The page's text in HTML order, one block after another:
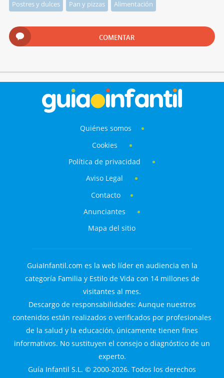
Postres y dulces Pan y pizzas Alimentación
COMENTAR
Quiénes somos
Cookies
Política de privacidad
Aviso Legal
Contacto
Anunciantes
Mapa del sitio
GuiaInfantil.com es la web líder en audiencia en la
categoría Familia y Estilo de Vida con 14 millones de
visitantes al mes.
Descargo de responsabilidades: Aunque nuestros
contenidos están realizados o verificados por profesionales
de la salud y la educación, únicamente tienen fines
informativos. No sustituyen el consejo o diagnóstico de un
experto.
Guía Infantil S.L. © 2000-2026. Todos los derechos